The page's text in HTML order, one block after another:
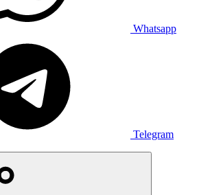
Whatsapp
Telegram